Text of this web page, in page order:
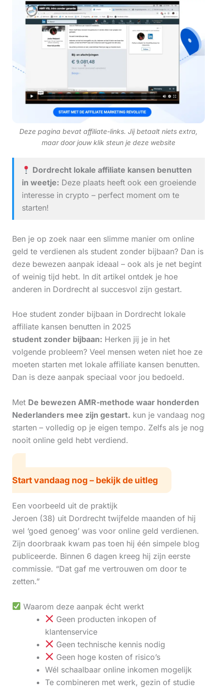
Deze pagina bevat affiliate-links. Jij betaalt niets extra,
maar door jouw klik steun je deze website
Dordrecht lokale affiliate kansen benutten
in weetje: Deze plaats heeft ook een groeiende
interesse in crypto – perfect moment om te
starten!
Ben je op zoek naar een slimme manier om online
geld te verdienen als student zonder bijbaan? Dan is
deze bewezen aanpak ideaal – ook als je net begint
of weinig tijd hebt. In dit artikel ontdek je hoe
anderen in Dordrecht al succesvol zijn gestart.
Hoe student zonder bijbaan in Dordrecht lokale
affiliate kansen benutten in 2025
student zonder bijbaan: Herken jij je in het
volgende probleem? Veel mensen weten niet hoe ze
moeten starten met lokale affiliate kansen benutten.
Dan is deze aanpak speciaal voor jou bedoeld.
Met De bewezen AMR-methode waar honderden
Nederlanders mee zijn gestart. kun je vandaag nog
starten – volledig op je eigen tempo. Zelfs als je nog
nooit online geld hebt verdiend.
Start vandaag nog – bekijk de uitleg
Een voorbeeld uit de praktijk
Jeroen (38) uit Dordrecht twijfelde maanden of hij
wel ‘goed genoeg’ was voor online geld verdienen.
Zijn doorbraak kwam pas toen hij één simpele blog
publiceerde. Binnen 6 dagen kreeg hij zijn eerste
commissie. “Dat gaf me vertrouwen om door te
zetten.”
Waarom deze aanpak écht werkt
Geen producten inkopen of
klantenservice
Geen technische kennis nodig
Geen hoge kosten of risico’s
Wél schaalbaar online inkomen mogelijk
Te combineren met werk, gezin of studie